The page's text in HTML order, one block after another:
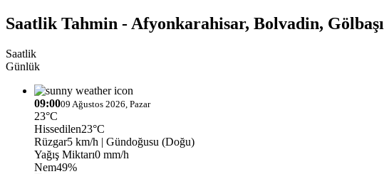
Saatlik Tahmin - Afyonkarahisar, Bolvadin, Gölbaşı
Saatlik
Günlük
09:0009 Ağustos 2026, Pazar
23°C
Hissedilen23°C
Rüzgar5 km/h | Gündoğusu (Doğu)
Yağış Miktarı0 mm/h
Nem49%